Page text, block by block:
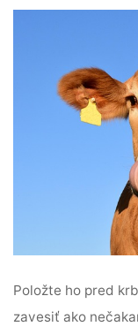
Položte ho pred
zavesiť ako